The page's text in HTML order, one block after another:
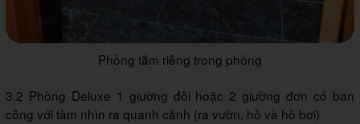
Phòng tắm riêng trong phòng
3.2 Phòng Deluxe 1 giường đôi hoặc 2 giường đơn có ban
công với tầm nhìn ra quanh cảnh (ra vườn, hồ và hồ bơi)